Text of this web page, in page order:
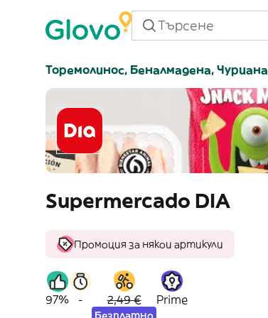
Торемолинос, Беналмадена, Чуриана
Supermercado DIA
Промоция за някои артикули
97% - 2,49 €
Безплатно
Prime